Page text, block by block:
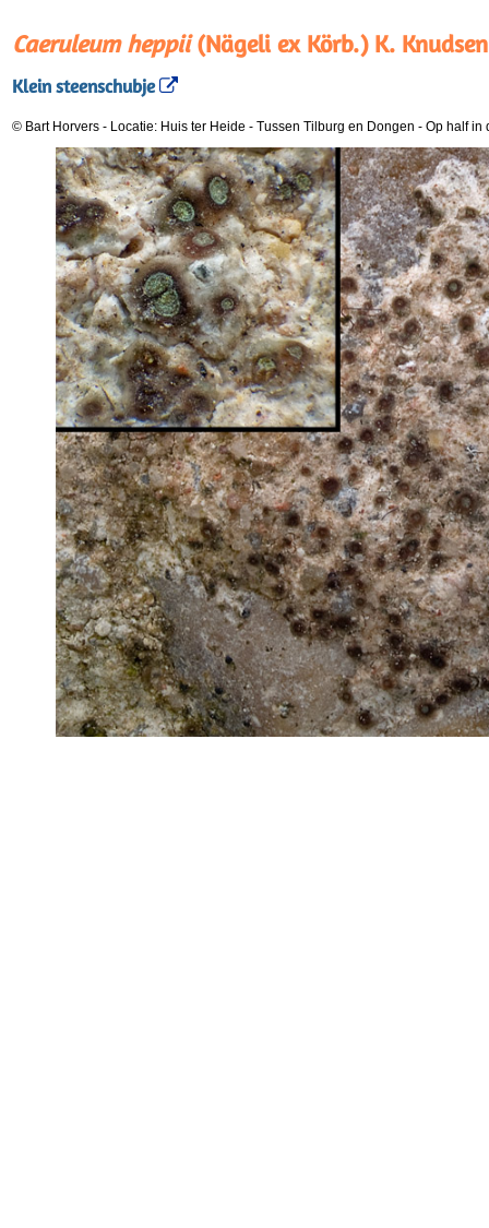
Caeruleum heppii(Nägeli ex Körb.) K.
Klein steenschubje
© Bart Horvers - Locatie: Huis ter Heide - Tussen Tilburg en Dongen - Op half in